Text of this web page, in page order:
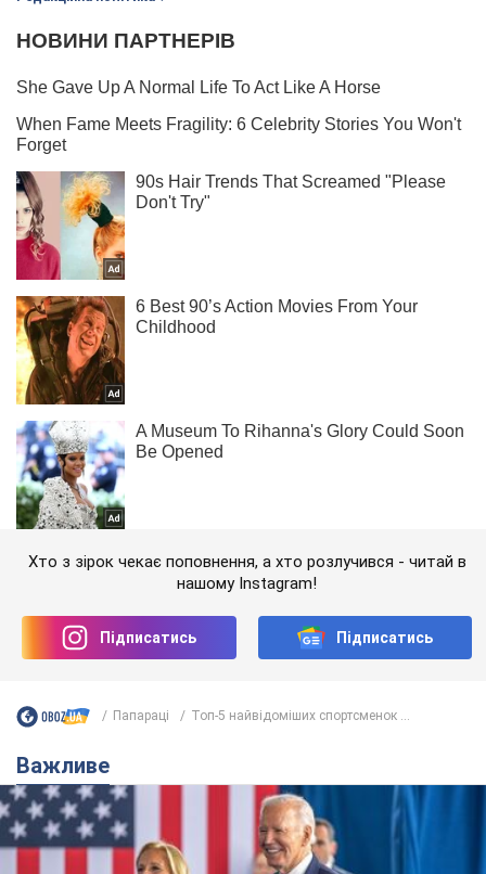
Хто з зірок чекає поповнення, а хто розлучився - читай в
нашому Instagram!
Підписатись Підписатись
Папараці Топ-5 найвідоміших спортсменок ...
Важливе